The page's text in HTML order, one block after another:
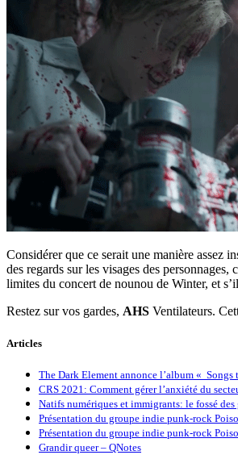
Considérer que ce serait une manière assez
des regards sur les visages des
limites du concert de nounou de Winter, et
Restez sur vos gardes, AHS Ventilateurs.
Articles
The Dark Element annonce l’album «
CRS 2021: Comment gérer l’anxiété du
Natifs numériques et immigrants: le fossé
Présentation du groupe indie punk-rock
Présentation du groupe indie punk-rock
Grandir queer – QNotes